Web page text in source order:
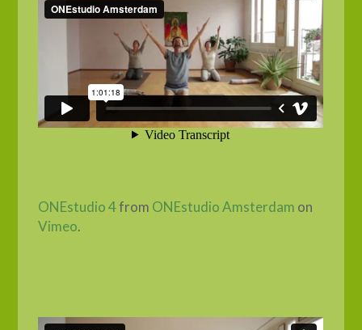
ONEstudio 4from ONEstudio Amsterdam on
Vimeo.